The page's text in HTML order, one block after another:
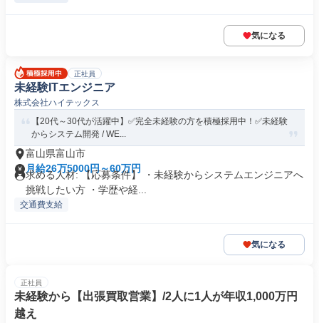
気になる
正社員
未経験ITエンジニア
株式会社ハイテックス
【20代～30代が活躍中】✅完全未経験の方を積極採用中！✅未経験
からシステム開発 / WE...
富山県富山市
月給26万5000円～60万円
求める人材: 【応募条件】 ・未経験からシステムエンジニアへ
挑戦したい方 ・学歴や経...
交通費支給
気になる
正社員
未経験から【出張買取営業】/2人に1人が年収1,000万円
越え